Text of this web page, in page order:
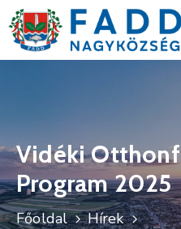
Hivatal
Fadd
Nagyközség
Vidéki
Program 2025
Főoldal
Hírek